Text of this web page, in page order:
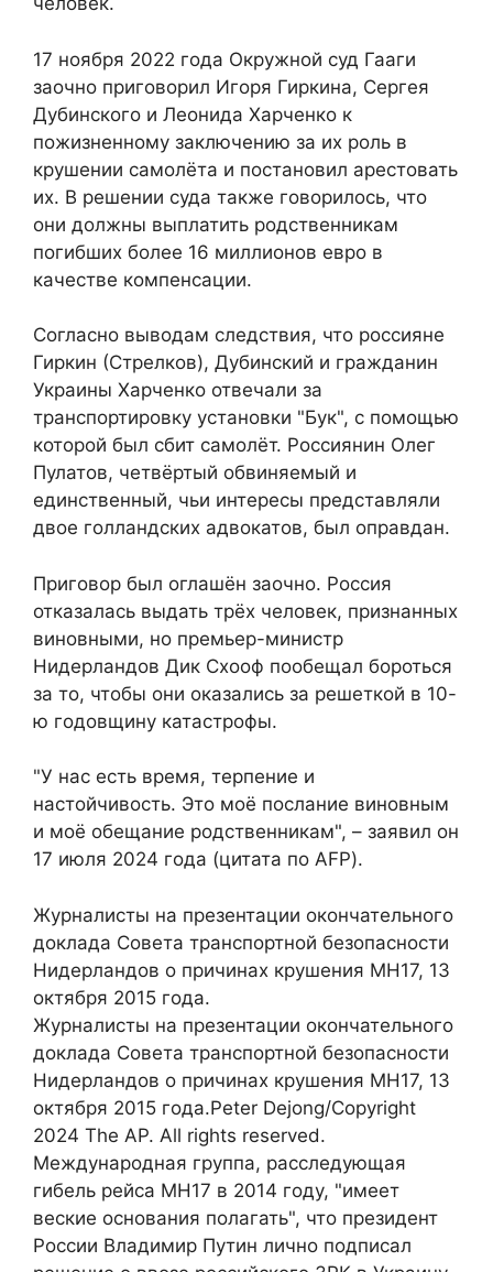
17 ноября 2022 года Окружной суд Гааги
заочно приговорил Игоря Гиркина, Сергея
Дубинского и Леонида Харченко к
пожизненному заключению за их роль в
крушении самолёта и постановил арестовать
их. В решении суда также говорилось, что
они должны выплатить родственникам
погибших более 16 миллионов евро в
качестве компенсации.
Согласно выводам следствия, что россияне
Гиркин (Стрелков), Дубинский и гражданин
Украины Харченко отвечали за
транспортировку установки "Бук", с помощью
которой был сбит самолёт. Россиянин Олег
Пулатов, четвёртый обвиняемый и
единственный, чьи интересы представляли
двое голландских адвокатов, был оправдан.
Приговор был оглашён заочно. Россия
отказалась выдать трёх человек, признанных
виновными, но премьер-министр
Нидерландов Дик Схооф пообещал бороться
за то, чтобы они оказались за решеткой в 10-
ю годовщину катастрофы.
"У нас есть время, терпение и
настойчивость. Это моё послание виновным
и моё обещание родственникам", – заявил он
17 июля 2024 года (цитата по AFP).
Журналисты на презентации окончательного
доклада Совета транспортной безопасности
Нидерландов о причинах крушения MH17, 13
октября 2015 года.
Журналисты на презентации окончательного
доклада Совета транспортной безопасности
Нидерландов о причинах крушения MH17, 13
октября 2015 года.Peter Dejong/Copyright
2024 The AP. All rights reserved.
Международная группа, расследующая
гибель рейса MH17 в 2014 году, "имеет
веские основания полагать", что президент
России Владимир Путин лично подписал